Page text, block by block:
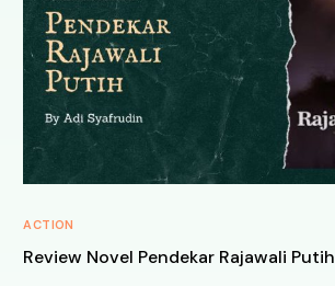
ACTION
Review Novel Pendekar Rajawali Putih